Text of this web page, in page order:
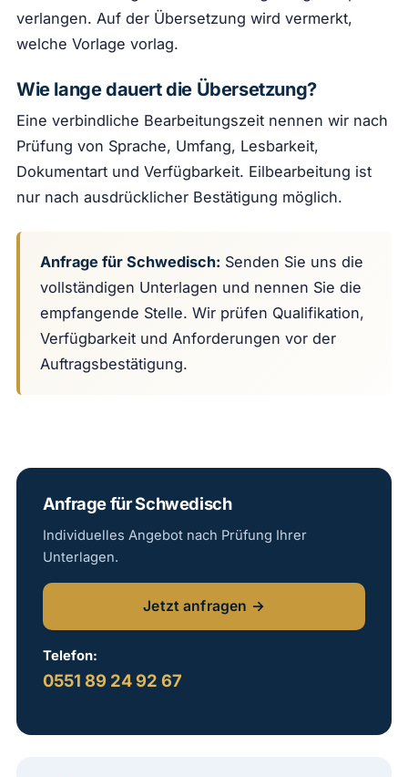
verlangen. Auf der Übersetzung wird vermerkt,
welche Vorlage vorlag.
Wie lange dauert die Übersetzung?
Eine verbindliche Bearbeitungszeit nennen wir nach
Prüfung von Sprache, Umfang, Lesbarkeit,
Dokumentart und Verfügbarkeit. Eilbearbeitung ist
nur nach ausdrücklicher Bestätigung möglich.
Anfrage für Schwedisch: Senden Sie uns die
vollständigen Unterlagen und nennen Sie die
empfangende Stelle. Wir prüfen Qualifikation,
Verfügbarkeit und Anforderungen vor der
Auftragsbestätigung.
Anfrage für Schwedisch
Individuelles Angebot nach Prüfung Ihrer
Unterlagen.
Jetzt anfragen →
Telefon:
0551 89 24 92 67